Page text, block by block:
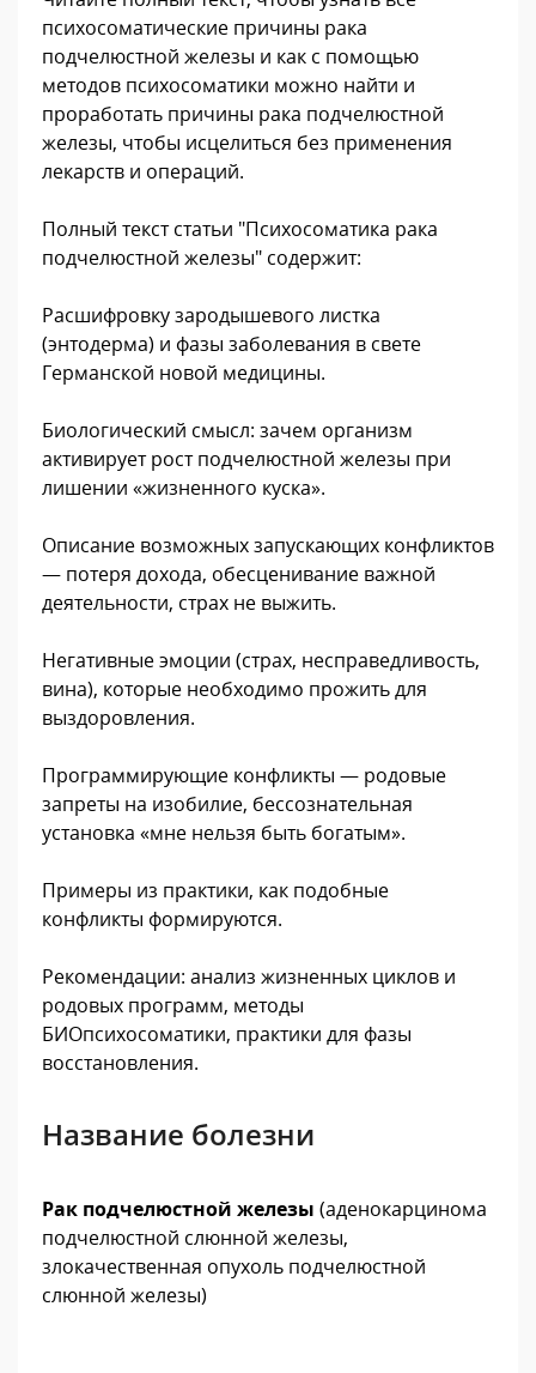
психосоматические причины рака
подчелюстной железы и как с помощью
методов психосоматики можно найти и
проработать причины рака подчелюстной
железы, чтобы исцелиться без применения
лекарств и операций.
Полный текст статьи "Психосоматика рака
подчелюстной железы" содержит:
Расшифровку зародышевого листка
(энтодерма) и фазы заболевания в свете
Германской новой медицины.
Биологический смысл: зачем организм
активирует рост подчелюстной железы при
лишении «жизненного куска».
Описание возможных запускающих конфликтов
— потеря дохода, обесценивание важной
деятельности, страх не выжить.
Негативные эмоции (страх, несправедливость,
вина), которые необходимо прожить для
выздоровления.
Программирующие конфликты — родовые
запреты на изобилие, бессознательная
установка «мне нельзя быть богатым».
Примеры из практики, как подобные
конфликты формируются.
Рекомендации: анализ жизненных циклов и
родовых программ, методы
БИОпсихосоматики, практики для фазы
восстановления.
Название болезни
Рак подчелюстной железы (аденокарцинома
подчелюстной слюнной железы,
злокачественная опухоль подчелюстной
слюнной железы)